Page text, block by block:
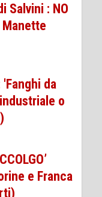
Salvini : NO
Manette
da
o
e Franca